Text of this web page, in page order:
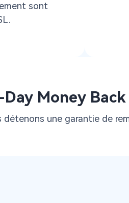
sont
Money Back
détenons une garantie de